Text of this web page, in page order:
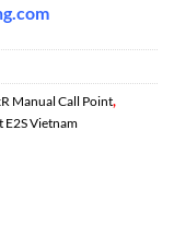
m
Manual Call Point,
Vietnam